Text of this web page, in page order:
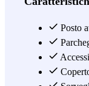
che userai durante la
Accesso al
REMOTA.
Vedi di più
Posto